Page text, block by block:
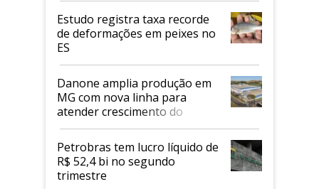
Estudo registra taxa recorde
de deformações em peixes no
ES
Danone amplia produção em
MG com nova linha para
atender crescimento do
mercado de alimentos
proteicos
Petrobras tem lucro líquido de
R$ 52,4 bi no segundo
trimestre